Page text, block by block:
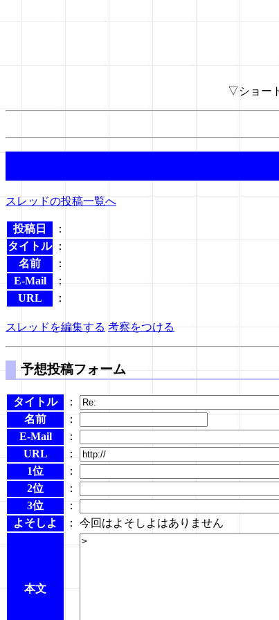
▽ショー
スレッドの投稿一覧へ
投稿日
：
タイトル
：
名前
：
E-Mail
：
URL
：
スレッドを編集する 考察をつける
予想投稿フォーム
タイトル
：
名前
：
E-Mail
：
URL
：
1位
：
2位
：
3位
：
よそしよ
： 今回はよそしよはありません
本文